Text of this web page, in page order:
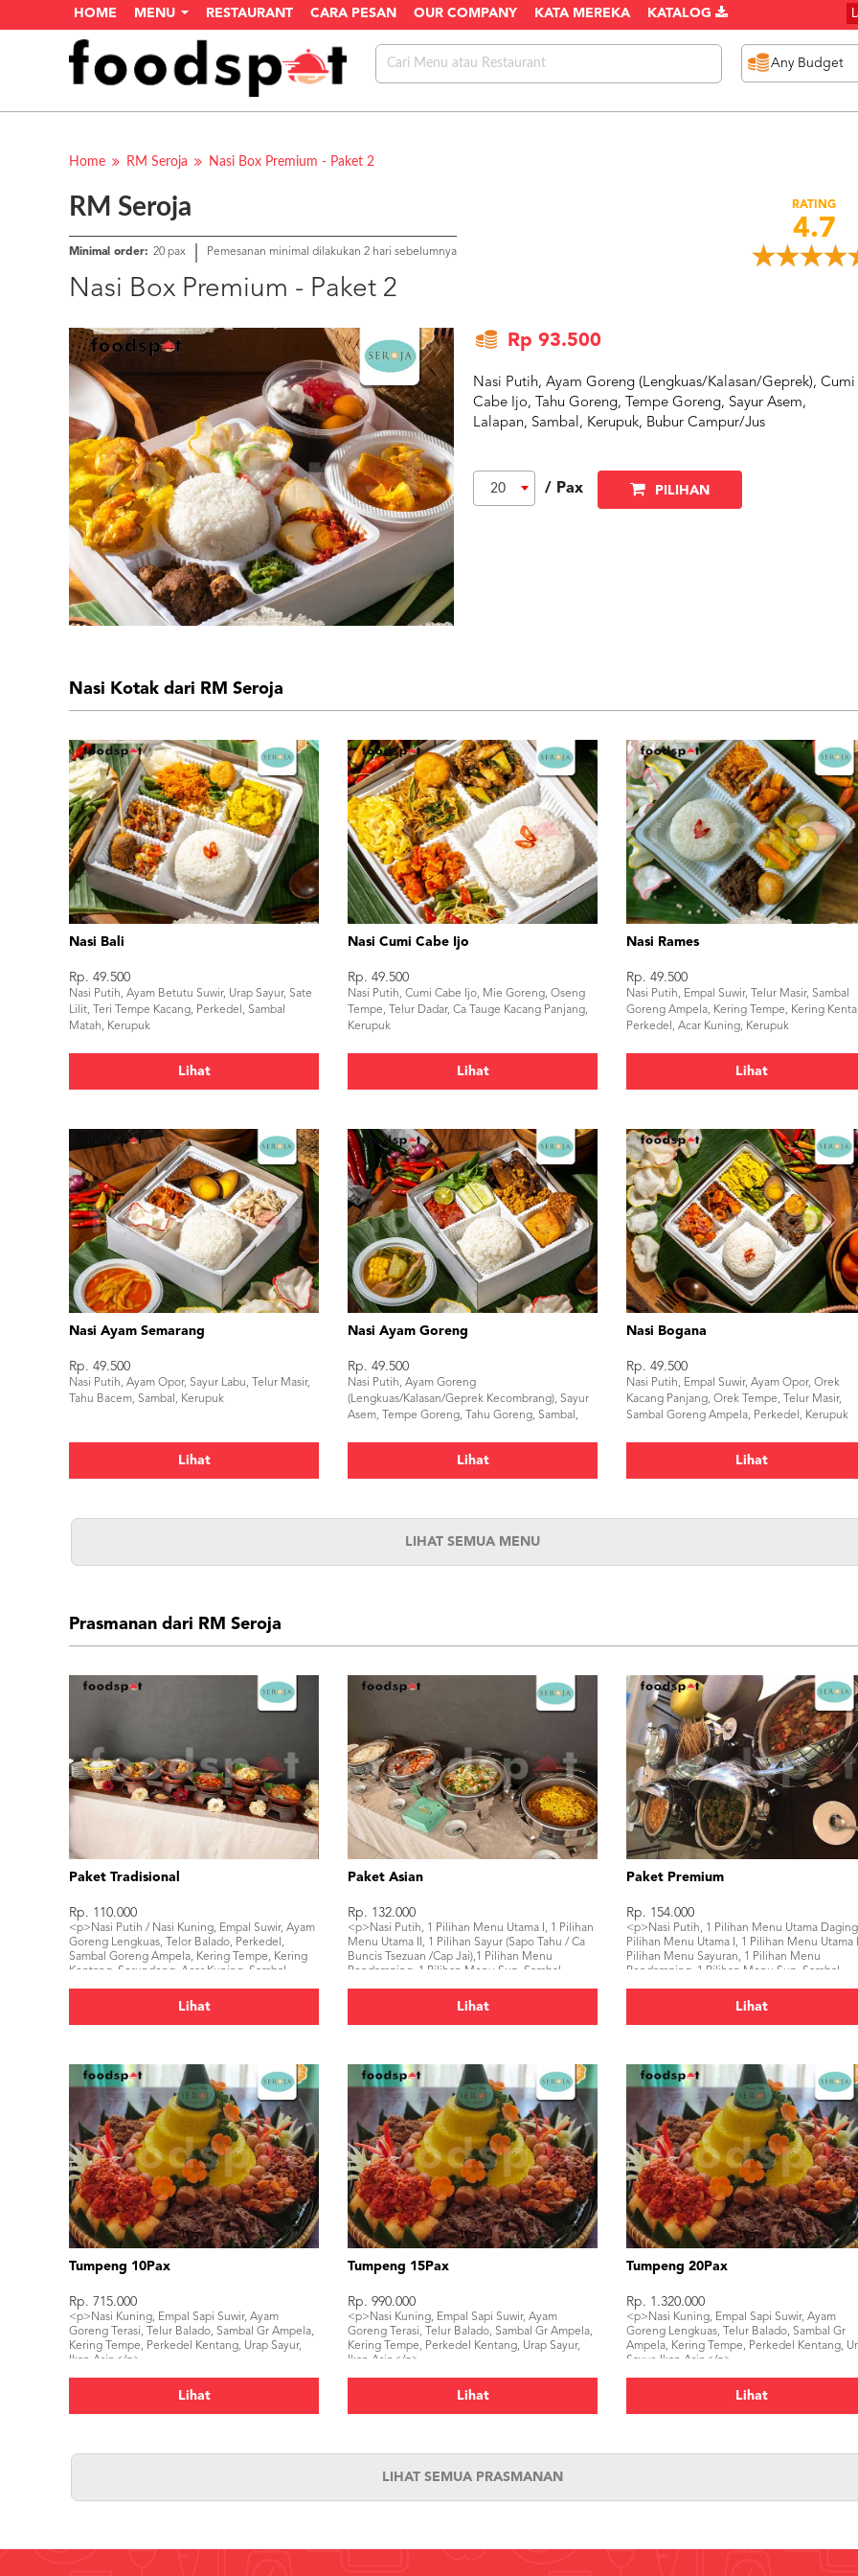
HOME MENU RESTAURANT CARA PESAN OUR COMPANY KATA MEREKA KATALOG
Home RM Seroja Nasi Box Premium - Paket 2
RM Seroja
Minimal order: 20 pax Pemesanan minimal dilakukan 2 hari sebelumnya
Nasi Box Premium - Paket 2
RATING
4.7
Rp 93.500
Nasi Putih, Ayam Goreng (Lengkuas/Kalasan/Geprek), Cumi
Cabe Ijo, Tahu Goreng, Tempe Goreng, Sayur Asem,
Lalapan, Sambal, Kerupuk, Bubur Campur/Jus
20 / Pax PILIHAN
Nasi Kotak dari RM Seroja
Nasi Bali
Rp. 49.500
Nasi Putih, Ayam Betutu Suwir, Urap Sayur, Sate
Lilit, Teri Tempe Kacang, Perkedel, Sambal
Matah, Kerupuk
Lihat
Nasi Cumi Cabe Ijo
Rp. 49.500
Nasi Putih, Cumi Cabe Ijo, Mie Goreng, Oseng
Tempe, Telur Dadar, Ca Tauge Kacang Panjang,
Kerupuk
Lihat
Nasi Rames
Rp. 49.500
Nasi Putih, Empal Suwir, Telur Masir, Sambal
Goreng Ampela, Kering Tempe, Kering
Perkedel, Acar Kuning, Kerupuk
Lihat
Nasi Ayam Semarang
Rp. 49.500
Nasi Putih, Ayam Opor, Sayur Labu, Telur Masir,
Tahu Bacem, Sambal, Kerupuk
Lihat
Nasi Ayam Goreng
Rp. 49.500
Nasi Putih, Ayam Goreng
(Lengkuas/Kalasan/Geprek Kecombrang), Sayur
Asem, Tempe Goreng, Tahu Goreng, Sambal,
Lihat
Nasi Bogana
Rp. 49.500
Nasi Putih, Empal Suwir, Ayam Opor, Orek
Kacang Panjang, Orek Tempe, Telur Masir,
Sambal Goreng Ampela, Perkedel, Kerupuk
Lihat
LIHAT SEMUA MENU
Prasmanan dari RM Seroja
Paket Tradisional
Rp. 110.000
<p>Nasi Putih / Nasi Kuning, Empal Suwir, Ayam
Goreng Lengkuas, Telor Balado, Perkedel,
Sambal Goreng Ampela, Kering Tempe, Kering
Kentang, Serundeng, Acar Kuning, Sambal,
Lihat
Paket Asian
Rp. 132.000
<p>Nasi Putih, 1 Pilihan Menu Utama I, 1 Pilihan
Menu Utama II, 1 Pilihan Sayur (Sapo Tahu / Ca
Buncis Tsezuan /Cap Jai),1 Pilihan Menu
Pendamping, 1 Pilihan Menu Sup, Sambal,
Lihat
Paket Premium
Rp. 154.000
<p>Nasi Putih, 1 Pilihan Menu Utama
Pilihan Menu Utama I, 1 Pilihan Menu Utama
Pilihan Menu Sayuran, 1 Pilihan Menu
Pendamping, 1 Pilihan Menu Sup, Sambal,
Lihat
Tumpeng 10Pax
Rp. 715.000
<p>Nasi Kuning, Empal Sapi Suwir, Ayam
Goreng Terasi, Telur Balado, Sambal Gr Ampela,
Kering Tempe, Perkedel Kentang, Urap Sayur,
Ikan Asin</p>
Lihat
Tumpeng 15Pax
Rp. 990.000
<p>Nasi Kuning, Empal Sapi Suwir, Ayam
Goreng Terasi, Telur Balado, Sambal Gr Ampela,
Kering Tempe, Perkedel Kentang, Urap Sayur,
Ikan Asin</p>
Lihat
Tumpeng 20Pax
Rp. 1.320.000
<p>Nasi Kuning, Empal Sapi Suwir, Ayam
Goreng Lengkuas, Telur Balado, Sambal Gr
Ampela, Kering Tempe, Perkedel Kentang,
Sayur, Ikan Asin</p>
Lihat
LIHAT SEMUA PRASMANAN